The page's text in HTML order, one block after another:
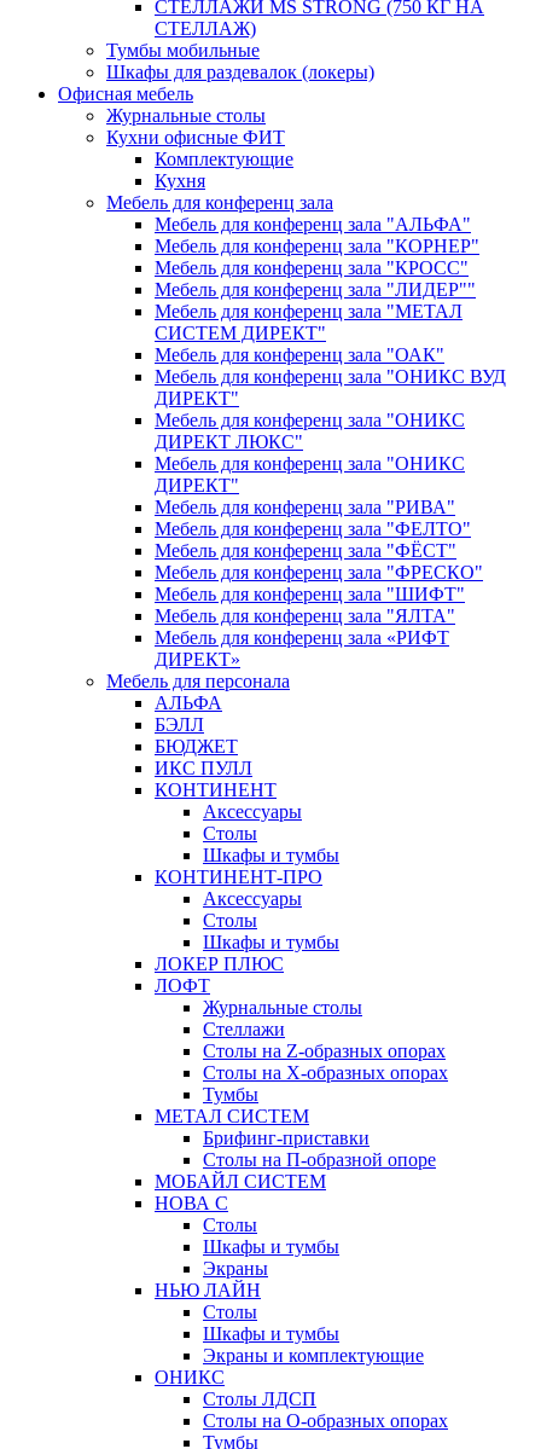
СТЕЛЛАЖИ MS STRONG (750 КГ НА
СТЕЛЛАЖ)
Тумбы мобильные
Шкафы для раздевалок (локеры)
Офисная мебель
Журнальные столы
Кухни офисные ФИТ
Комплектующие
Кухня
Мебель для конференц зала
Мебель для конференц зала "АЛЬФА"
Мебель для конференц зала "КОРНЕР"
Мебель для конференц зала "КРОСС"
Мебель для конференц зала "ЛИДЕР""
Мебель для конференц зала "МЕТАЛ
СИСТЕМ ДИРЕКТ"
Мебель для конференц зала "ОАК"
Мебель для конференц зала "ОНИКС ВУД
ДИРЕКТ"
Мебель для конференц зала "ОНИКС
ДИРЕКТ ЛЮКС"
Мебель для конференц зала "ОНИКС
ДИРЕКТ"
Мебель для конференц зала "РИВА"
Мебель для конференц зала "ФЕЛТО"
Мебель для конференц зала "ФЁСТ"
Мебель для конференц зала "ФРЕСКО"
Мебель для конференц зала "ШИФТ"
Мебель для конференц зала "ЯЛТА"
Мебель для конференц зала «РИФТ
ДИРЕКТ»
Мебель для персонала
АЛЬФА
БЭЛЛ
БЮДЖЕТ
ИКС ПУЛЛ
КОНТИНЕНТ
Аксессуары
Столы
Шкафы и тумбы
КОНТИНЕНТ-ПРО
Аксессуары
Столы
Шкафы и тумбы
ЛОКЕР ПЛЮС
ЛОФТ
Журнальные столы
Стеллажи
Столы на Z-образных опорах
Столы на Х-образных опорах
Тумбы
МЕТАЛ СИСТЕМ
Брифинг-приставки
Столы на П-образной опоре
МОБАЙЛ СИСТЕМ
НОВА С
Столы
Шкафы и тумбы
Экраны
НЬЮ ЛАЙН
Столы
Шкафы и тумбы
Экраны и комплектующие
ОНИКС
Столы ЛДСП
Столы на О-образных опорах
Тумбы